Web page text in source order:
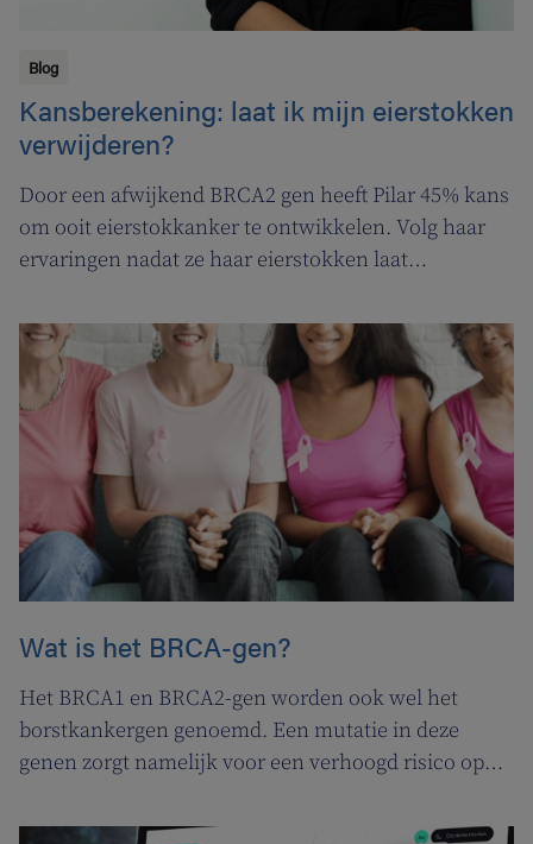
Blog
Kansberekening: laat ik mijn eierstokken
verwijderen?
Door een afwijkend BRCA2 gen heeft Pilar 45% kans
om ooit eierstokkanker te ontwikkelen. Volg haar
ervaringen nadat ze haar eierstokken laat
Wat is het BRCA-gen?
Het BRCA1 en BRCA2-gen worden ook wel het
borstkankergen genoemd. Een mutatie in deze
genen zorgt namelijk voor een verhoogd risico op
borstkanker. Lees hieronder wat het BRCA-gen